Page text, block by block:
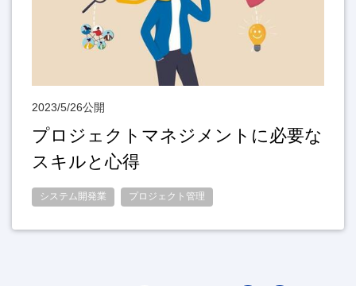
2023/5/26公開
プロジェクトマネジメントに必要な
スキルと心得
システム開発業 プロジェクト管理